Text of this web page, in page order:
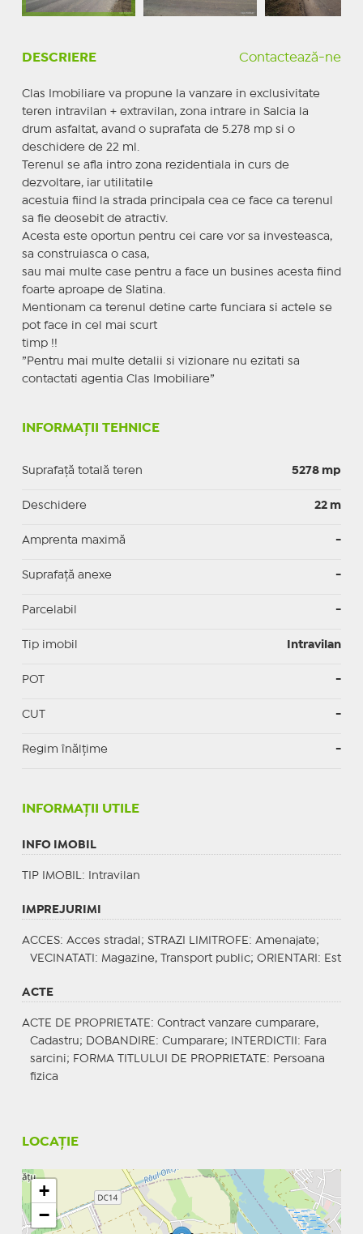
DESCRIERE Contactează-ne
Clas Imobiliare va propune la vanzare in exclusivitate
teren intravilan + extravilan, zona intrare in Salcia la
drum asfaltat, avand o suprafata de 5.278 mp si o
deschidere de 22 ml.
Terenul se afla intro zona rezidentiala in curs de
dezvoltare, iar utilitatile
acestuia fiind la strada principala cea ce face ca terenul
sa fie deosebit de atractiv.
Acesta este oportun pentru cei care vor sa investeasca,
sa construiasca o casa,
sau mai multe case pentru a face un busines acesta fiind
foarte aproape de Slatina.
Mentionam ca terenul detine carte funciara si actele se
pot face in cel mai scurt
timp !!
”Pentru mai multe detalii si vizionare nu ezitati sa
contactati agentia Clas Imobiliare”
INFORMAȚII TEHNICE
Suprafață totală teren 5278 mp
Deschidere 22 m
Amprenta maximă -
Suprafață anexe -
Parcelabil -
Tip imobil Intravilan
POT -
CUT -
Regim înălțime -
INFORMAŢII UTILE
INFO IMOBIL
TIP IMOBIL : Intravilan
IMPREJURIMI
ACCES: Acces stradal; STRAZI LIMITROFE : Amenajate;
VECINATATI : Magazine, Transport public; ORIENTARI : Est
ACTE
ACTE DE PROPRIETATE : Contract vanzare cumparare,
Cadastru;
DOBANDIRE : Cumparare; INTERDICTII : Fara
sarcini; FORMA TITLULUI DE PROPRIETATE : Persoana
fizica
LOCAȚIE
+
−